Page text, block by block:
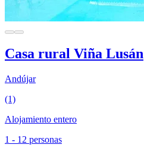
Casa rural Viña Lusán
Andújar
(1)
Alojamiento entero
1 - 12 personas